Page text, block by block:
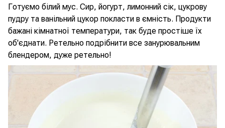
Готуємо білий мус. Сир, йогурт, лимонний сік, цукрову
пудру та ванільний цукор покласти в ємність. Продукти
бажані кімнатної температури, так буде простіше їх
об'єднати. Ретельно подрібнити все занурювальним
блендером, дуже ретельно!